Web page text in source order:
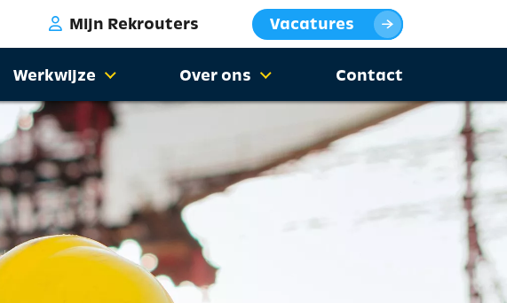
Mijn Rekrouters Vacatures
Werkwijze Over ons Contact